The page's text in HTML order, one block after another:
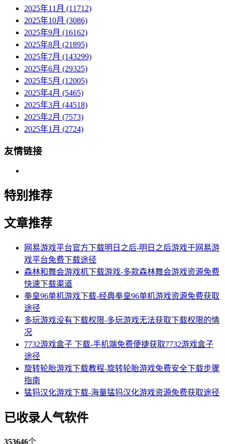
2025年11月 (11712)
2025年10月 (3086)
2025年9月 (16162)
2025年8月 (21895)
2025年7月 (143299)
2025年6月 (29325)
2025年5月 (12005)
2025年4月 (5465)
2025年3月 (44518)
2025年2月 (7573)
2025年1月 (2724)
友情链接
特别推荐
文章推荐
网易游戏平台官方下载明日之后-明日之后游戏于网易游
戏平台免费下载途径
森林和舞会游戏机下载游戏-多款森林舞会游戏资源免费
快速下载渠道
拳皇96单机游戏下载-经典拳皇96单机游戏资源免费获取
途径
多玩游戏没有下载权限-多玩游戏无法获取下载权限的情
况
7732游戏盒子 下载-手机端免费便捷获取7732游戏盒子
途径
旋转轮胎游戏下载教程-旋转轮胎游戏免费安全下载步骤
指南
猛犸汉化游戏下载-海量猛犸汉化游戏资源免费获取途径
已收录人气软件
353646个